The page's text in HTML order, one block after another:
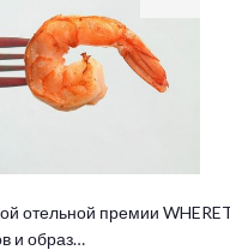
отельной премии
и образ…